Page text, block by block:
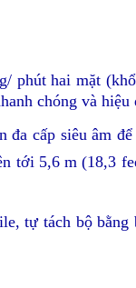
phút hai mặt
chóng và hiệu
đa cấp siêu âm
tới 5,6 m (18,3
tự tách bộ bằng